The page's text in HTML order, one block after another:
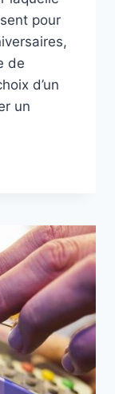
pour
de
d’un
un